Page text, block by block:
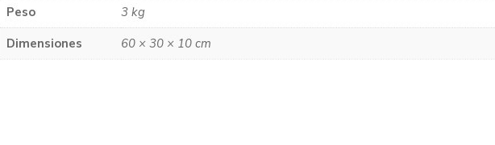
Peso
3 kg
Dimensiones
60 × 30 × 10 cm